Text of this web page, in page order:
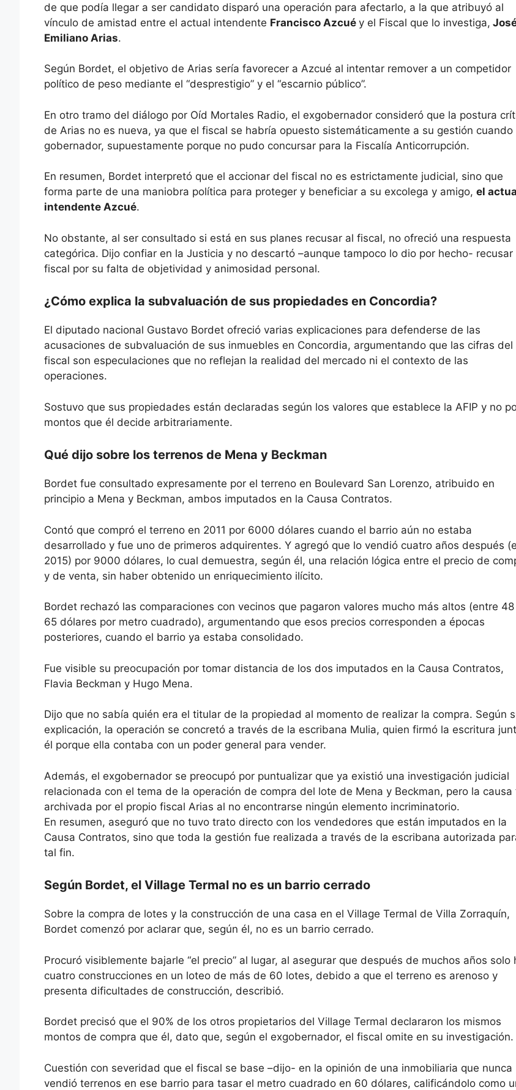
de que podía llegar a ser candidato disparó una operación para afectarlo, a la que atribuyó al
vínculo de amistad entre el actual intendente Francisco Azcué y el Fiscal que lo investiga,
Emiliano Arias.
Según Bordet, el objetivo de Arias sería favorecer a Azcué al intentar remover a un competidor
político de peso mediante el “desprestigio” y el “escarnio público”.
En otro tramo del diálogo por Oíd Mortales Radio, el exgobernador consideró que la postura
de Arias no es nueva, ya que el fiscal se habría opuesto sistemáticamente a su gestión cuando
gobernador, supuestamente porque no pudo concursar para la Fiscalía Anticorrupción.
En resumen, Bordet interpretó que el accionar del fiscal no es estrictamente judicial, sino que
forma parte de una maniobra política para proteger y beneficiar a su excolega y amigo, el
intendente Azcué.
No obstante, al ser consultado si está en sus planes recusar al fiscal, no ofreció una respuesta
categórica. Dijo confiar en la Justicia y no descartó –aunque tampoco lo dio por hecho- recusar
fiscal por su falta de objetividad y animosidad personal.
¿Cómo explica la subvaluación de sus propiedades en Concordia?
El diputado nacional Gustavo Bordet ofreció varias explicaciones para defenderse de las
acusaciones de subvaluación de sus inmuebles en Concordia, argumentando que las cifras del
fiscal son especulaciones que no reflejan la realidad del mercado ni el contexto de las
operaciones.
Sostuvo que sus propiedades están declaradas según los valores que establece la AFIP y no
montos que él decide arbitrariamente.
Qué dijo sobre los terrenos de Mena y Beckman
Bordet fue consultado expresamente por el terreno en Boulevard San Lorenzo, atribuido en
principio a Mena y Beckman, ambos imputados en la Causa Contratos.
Contó que compró el terreno en 2011 por 6000 dólares cuando el barrio aún no estaba
desarrollado y fue uno de primeros adquirentes. Y agregó que lo vendió cuatro años después
2015) por 9000 dólares, lo cual demuestra, según él, una relación lógica entre el precio de
y de venta, sin haber obtenido un enriquecimiento ilícito.
Bordet rechazó las comparaciones con vecinos que pagaron valores mucho más altos (entre
65 dólares por metro cuadrado), argumentando que esos precios corresponden a épocas
posteriores, cuando el barrio ya estaba consolidado.
Fue visible su preocupación por tomar distancia de los dos imputados en la Causa Contratos,
Flavia Beckman y Hugo Mena.
Dijo que no sabía quién era el titular de la propiedad al momento de realizar la compra. Según
explicación, la operación se concretó a través de la escribana Mulia, quien firmó la escritura
él porque ella contaba con un poder general para vender.
Además, el exgobernador se preocupó por puntualizar que ya existió una investigación judicial
relacionada con el tema de la operación de compra del lote de Mena y Beckman, pero la causa
archivada por el propio fiscal Arias al no encontrarse ningún elemento incriminatorio.
En resumen, aseguró que no tuvo trato directo con los vendedores que están imputados en la
Causa Contratos, sino que toda la gestión fue realizada a través de la escribana autorizada
tal fin.
Según Bordet, el Village Termal no es un barrio cerrado
Sobre la compra de lotes y la construcción de una casa en el Village Termal de Villa Zorraquín,
Bordet comenzó por aclarar que, según él, no es un barrio cerrado.
Procuró visiblemente bajarle “el precio” al lugar, al asegurar que después de muchos años solo
cuatro construcciones en un loteo de más de 60 lotes, debido a que el terreno es arenoso y
presenta dificultades de construcción, describió.
Bordet precisó que el 90% de los otros propietarios del Village Termal declararon los mismos
montos de compra que él, dato que, según el exgobernador, el fiscal omite en su investigación.
Cuestión con severidad que el fiscal se base –dijo- en la opinión de una inmobiliaria que nunca
vendió terrenos en ese barrio para tasar el metro cuadrado en 60 dólares, calificándolo como